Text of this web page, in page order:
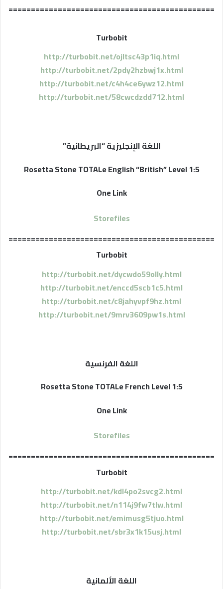
==============================================
Turbobit
http://turbobit.net/ojltsc43p1iq.html
http://turbobit.net/2pdy2hzbwj1x.html
http://turbobit.net/c4h4ce6ywz12.html
http://turbobit.net/58cwcdzdd712.html
اللغة الإنجليزية “البريطانية”
Rosetta Stone TOTALe English “British” Level 1:5
One Link
Storefiles
==============================================
Turbobit
http://turbobit.net/dycwdo59olly.html
http://turbobit.net/enccd5scb1c5.html
http://turbobit.net/c8jahyvpf9hz.html
http://turbobit.net/9mrv3609pw1s.html
اللغة الفرنسية
Rosetta Stone TOTALe French Level 1:5
One Link
Storefiles
==============================================
Turbobit
http://turbobit.net/kdl4po2svcg2.html
http://turbobit.net/n114j9fw7tlw.html
http://turbobit.net/emimusg5tjuo.html
http://turbobit.net/sbr3x1k15usj.html
اللغة الألمانية